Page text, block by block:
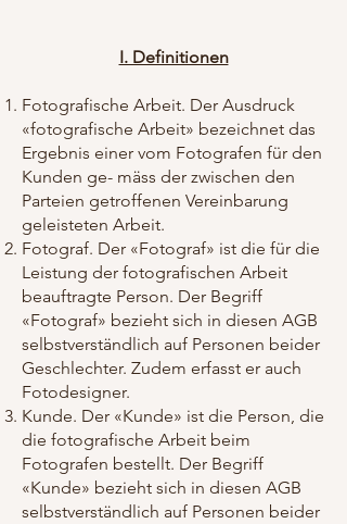
I. Definitionen
Fotografische Arbeit. Der Ausdruck
«fotografische Arbeit» bezeichnet das
Ergebnis einer vom Fotografen für den
Kunden ge- mäss der zwischen den
Parteien getroffenen Vereinbarung
geleisteten Arbeit.
Fotograf. Der «Fotograf» ist die für die
Leistung der fotografischen Arbeit
beauftragte Person. Der Begriff
«Fotograf» bezieht sich in diesen AGB
selbstverständlich auf Personen beider
Geschlechter. Zudem erfasst er auch
Fotodesigner.
Kunde. Der «Kunde» ist die Person, die
die fotografische Arbeit beim
Fotografen bestellt. Der Begriff
«Kunde» bezieht sich in diesen AGB
selbstverständlich auf Personen beider